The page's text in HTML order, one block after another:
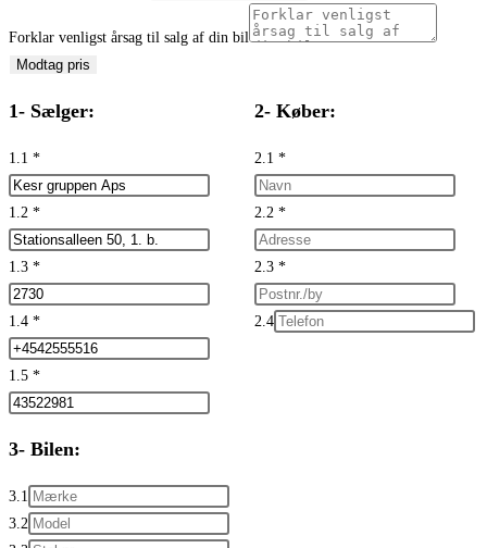
Forklar venligst årsag til salg af din bil
Modtag pris
1- Sælger:
1.1 *
1.2 *
1.3 *
1.4 *
1.5 *
2- Køber:
2.1 *
2.2 *
2.3 *
2.4
3- Bilen:
3.1
3.2